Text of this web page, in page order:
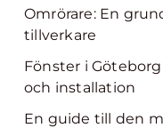
Omrörare: En
tillverkare
Fönster i
och installation
En guide till den